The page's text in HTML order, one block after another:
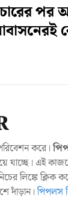
পর
করে।
যাচ্ছে। এই
লিঙ্কে ক্লিক
দাঁড়ান।পিপলস